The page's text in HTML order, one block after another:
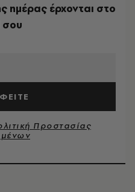
ημέρας έρχονται στο
σου
Προστασίας